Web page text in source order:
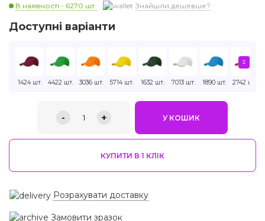
В наявності - 6270 шт. Знайшли дешевше?
Доступні варіанти
1424 шт. 4422 шт. 3036 шт. 5714 шт. 1632 шт. 7013 шт. 1890 шт. 2742 шт.
- 1 + У КОШИК
КУПИТИ В 1 КЛIК
Розрахувати доставку
Замовити зразок